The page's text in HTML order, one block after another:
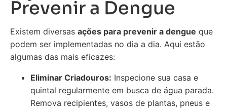
Prevenir a Dengue
Existem diversas ações para prevenir a dengue que
podem ser implementadas no dia a dia. Aqui estão
algumas das mais eficazes:
Eliminar Criadouros: Inspecione sua casa e
quintal regularmente em busca de água parada.
Remova recipientes, vasos de plantas, pneus e